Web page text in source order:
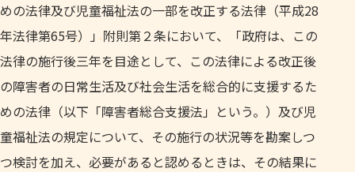
めの法律及び児童福祉法の一部を改正する法律（平成28
年法律第65号）」附則第２条において、「政府は、この
法律の施行後三年を目途として、この法律による改正後
の障害者の日常生活及び社会生活を総合的に支援するた
めの法律（以下「障害者総合支援法」という。）及び児
童福祉法の規定について、その施行の状況等を勘案しつ
つ検討を加え、必要があると認めるときは、その結果に